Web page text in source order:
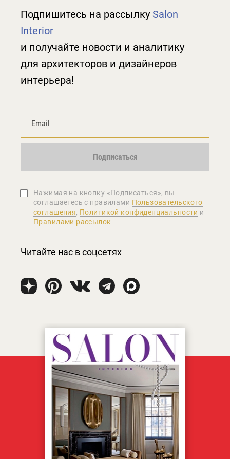
Подпишитесь на рассылку Salon
Interior
и получайте новости и аналитику
для архитекторов и дизайнеров
интерьера!
Подписаться
Нажимая на кнопку «Подписаться», вы
соглашаетеcь с правилами Пользовательского
соглашения, Политикой конфиденциальности и
Правилами рассылок
Читайте нас в соцсетях